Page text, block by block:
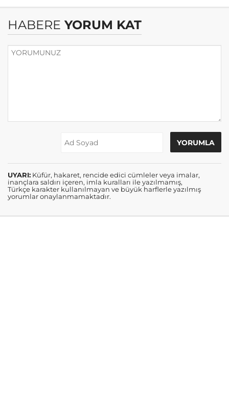
HABERE YORUM KAT
UYARI: Küfür, hakaret, rencide edici cümleler veya imalar,
inançlara saldırı içeren, imla kuralları ile yazılmamış,
Türkçe karakter kullanılmayan ve büyük harflerle yazılmış
yorumlar onaylanmamaktadır.